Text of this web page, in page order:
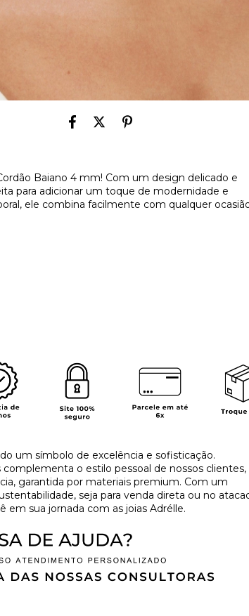
Baiano 4 mm! Com um design delicado e
para adicionar um toque de modernidade e
ele combina facilmente com qualquer
um símbolo de excelência e sofisticação.
o estilo pessoal de nossos clientes,
garantida por materiais premium. Com um
seja para venda direta ou no
em sua jornada com as joias Adrélle.